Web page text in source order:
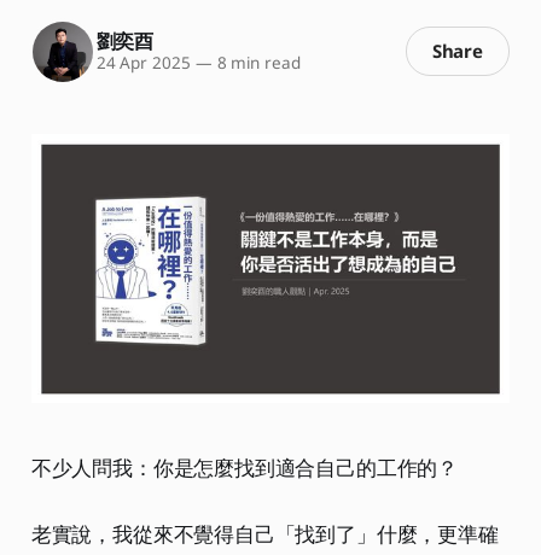
劉奕酉
24 Apr 2025 — 8 min read Share
不少人問我：你是怎麼找到適合自己的工作的？
老實說，我從來不覺得自己「找到了」什麼，更準確